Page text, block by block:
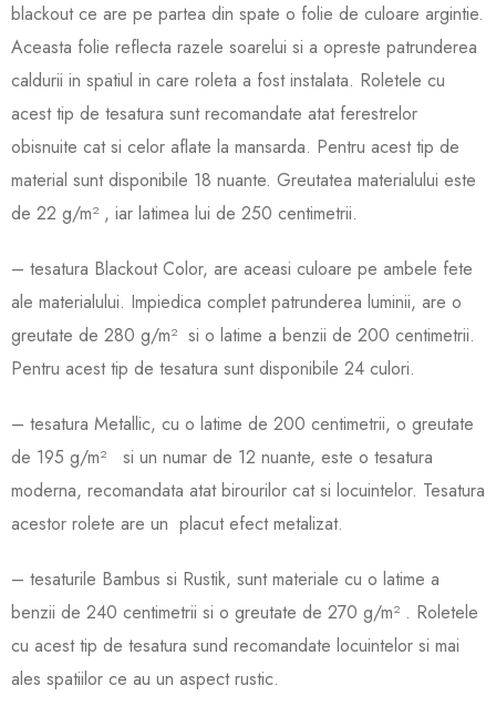
blackout ce are pe partea din spate o folie de culoare argintie.
Aceasta folie reflecta razele soarelui si a opreste patrunderea
caldurii in spatiul in care roleta a fost instalata. Roletele cu
acest tip de tesatura sunt recomandate atat ferestrelor
obisnuite cat si celor aflate la mansarda. Pentru acest tip de
material sunt disponibile 18 nuante. Greutatea materialului este
de 22 g/m² , iar latimea lui de 250 centimetrii.
– tesatura Blackout Color, are aceasi culoare pe ambele fete
ale materialului. Impiedica complet patrunderea luminii, are o
greutate de 280 g/m² si o latime a benzii de 200 centimetrii.
Pentru acest tip de tesatura sunt disponibile 24 culori.
– tesatura Metallic, cu o latime de 200 centimetrii, o greutate
de 195 g/m² si un numar de 12 nuante, este o tesatura
moderna, recomandata atat birourilor cat si locuintelor. Tesatura
acestor rolete are un placut efect metalizat.
– tesaturile Bambus si Rustik, sunt materiale cu o latime a
benzii de 240 centimetrii si o greutate de 270 g/m² . Roletele
cu acest tip de tesatura sund recomandate locuintelor si mai
ales spatiilor ce au un aspect rustic.